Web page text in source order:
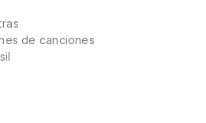
de canciones